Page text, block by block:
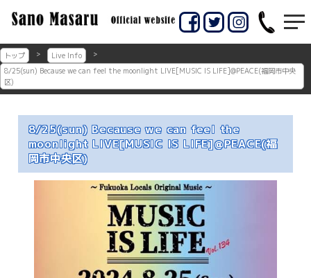
ン
ツ
へ
ス
佐賀市の佐野マサル
佐賀市のギター教室
トップ
Live Info
8/25(sun) Because we can feel the moonlight LIVE[MUSIC IS LIFE]@PEACE(福岡市中央
区)
8/25(sun) Because we can feel the
moonlight LIVE[MUSIC IS LIFE]@PEACE(福
岡市中央区)